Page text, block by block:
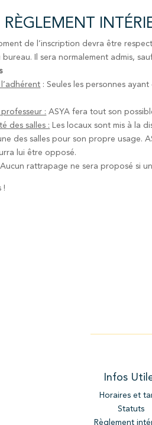
RÈGLEMENT
de l’inscription devra être
Il sera normalement admis,
: Seules les personnes
professeur : ASYA fera tout son
des salles : Les locaux sont mis à la
des salles pour son propre usage.
lui être opposé.
Aucun rattrapage ne sera proposé si
!
Infos
Horaires et
Statuts
Règlement